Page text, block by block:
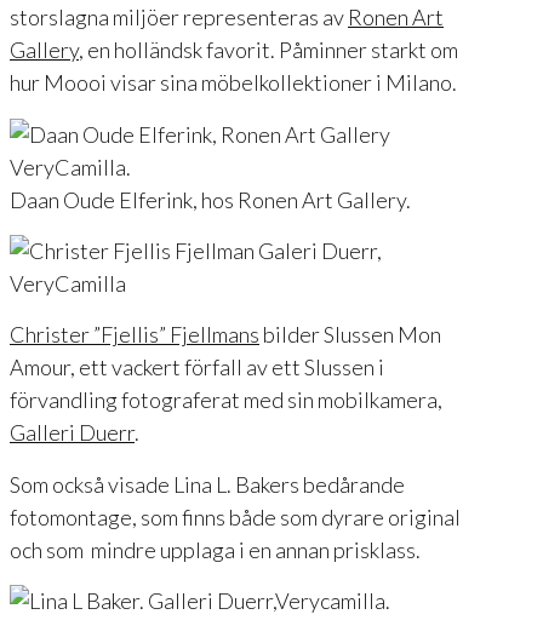
storslagna miljöer representeras av Ronen Art
Gallery, en holländsk favorit. Påminner starkt om
hur Moooi visar sina möbelkollektioner i Milano.
Daan Oude Elferink, hos Ronen Art Gallery.
Christer ”Fjellis” Fjellmans bilder Slussen Mon
Amour, ett vackert förfall av ett Slussen i
förvandling fotograferat med sin mobilkamera,
Galleri Duerr.
Som också visade Lina L. Bakers bedårande
fotomontage, som finns både som dyrare original
och som mindre upplaga i en annan prisklass.